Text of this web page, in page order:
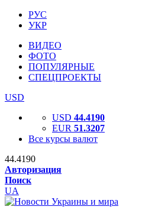
РУС
УКР
ВИДЕО
ФОТО
ПОПУЛЯРНЫЕ
СПЕЦПРОЕКТЫ
USD
USD 44.4190
EUR 51.3207
Все курсы валют
44.4190
Авторизация
Поиск
UA